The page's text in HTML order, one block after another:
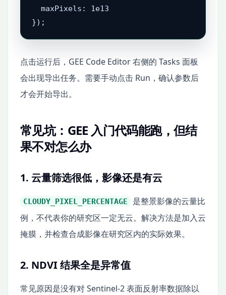
  maxPixels: 1e13
});
点击运行后，GEE Code Editor 右侧的 Tasks 面板
会出现导出任务。需要手动点击 Run，确认参数后
才会开始导出。
常见坑：GEE 入门代码能跑，但结
果不对怎么办
1. 云量筛选很低，影像还是有云
CLOUDY_PIXEL_PERCENTAGE
是整景影像的云量比
例，不代表你的研究区一定无云。解决方法是加入云
掩膜，并检查合成影像在研究区内的实际效果。
2. NDVI 结果全是异常值
常见原因是没有对 Sentinel-2 表面反射率数据除以